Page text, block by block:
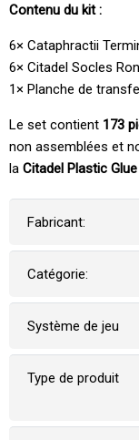
Contenu du kit :
6× Cataphractii
6× Citadel Socles
1× Planche de
Le set contient 173
non assemblées et
la Citadel Plastic Glue
Fabricant:
Catégorie:
Système de jeu
Type de produit